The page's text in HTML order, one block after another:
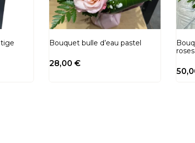
Bouquet bulle d’eau pastel
28,00 €
roses